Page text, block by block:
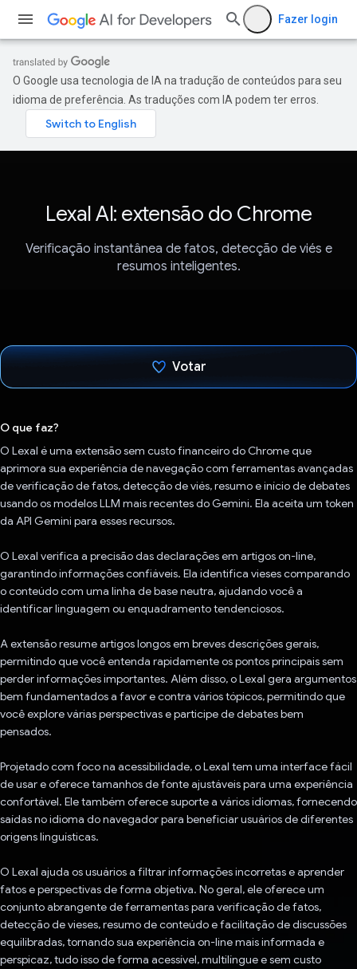
Fazer login
O Google usa tecnologia de IA na tradução de conteúdos para seu
idioma de preferência. As traduções com IA podem ter erros.
Lexal AI: extensão do Chrome
Verificação instantânea de fatos, detecção de viés e
resumos inteligentes.
Votar
O que faz?
O Lexal é uma extensão sem custo financeiro do Chrome que
aprimora sua experiência de navegação com ferramentas avançadas
de verificação de fatos, detecção de viés, resumo e início de debates
usando os modelos LLM mais recentes do Gemini. Ela aceita um token
da API Gemini para esses recursos.
O Lexal verifica a precisão das declarações em artigos on-line,
garantindo informações confiáveis. Ela identifica vieses comparando
o conteúdo com uma linha de base neutra, ajudando você a
identificar linguagem ou enquadramento tendenciosos.
A extensão resume artigos longos em breves descrições gerais,
permitindo que você entenda rapidamente os pontos principais sem
perder informações importantes. Além disso, o Lexal gera argumentos
bem fundamentados a favor e contra vários tópicos, permitindo que
você explore várias perspectivas e participe de debates bem
pensados.
Projetado com foco na acessibilidade, o Lexal tem uma interface fácil
de usar e oferece tamanhos de fonte ajustáveis para uma experiência
confortável. Ele também oferece suporte a vários idiomas, fornecendo
saídas no idioma do navegador para beneficiar usuários de diferentes
origens linguísticas.
O Lexal ajuda os usuários a filtrar informações incorretas e aprender
fatos e perspectivas de forma objetiva. No geral, ele oferece um
conjunto abrangente de ferramentas para verificação de fatos,
detecção de vieses, resumo de conteúdo e facilitação de discussões
equilibradas, tornando sua experiência on-line mais informada e
perspicaz, tudo isso de forma acessível, multilíngue e sem custo